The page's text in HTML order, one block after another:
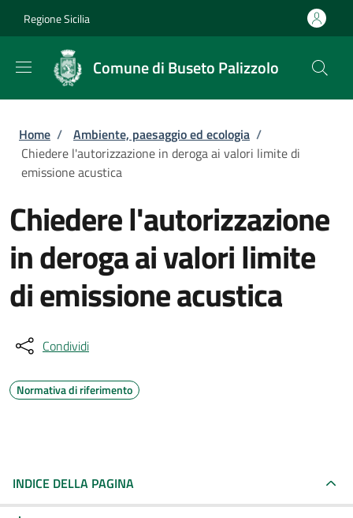
Regione Sicilia
Comune di Buseto Palizzolo
Briciole di pane
Home / Ambiente, paesaggio ed ecologia /
Chiedere l'autorizzazione in deroga ai valori limite di
emissione acustica
Chiedere l'autorizzazione
in deroga ai valori limite
di emissione acustica
Condividi
Normativa di riferimento
INDICE DELLA PAGINA